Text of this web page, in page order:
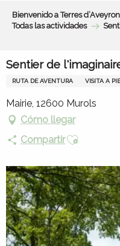
Bienvenido a Terres d’Aveyron
Todas las actividades
Sentier de
RUTA DE AVENTURA VISITA A PIE
Mairie, 12600 Murols
Cómo llegar
CompartirAjouter aux